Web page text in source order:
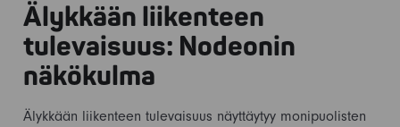
Älykkään liikenteen
tulevaisuus: Nodeonin
näkökulma
Älykkään liikenteen tulevaisuus näyttäytyy monipuolisten